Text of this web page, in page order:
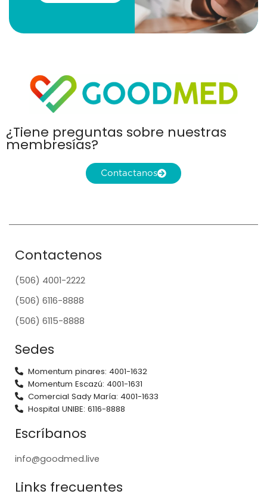
¿Tiene preguntas sobre nuestras
membresías?
Contactanos
Contactenos
(506) 4001-2222
(506) 6116-8888
(506) 6115-8888
Sedes
Momentum pinares: 4001-1632
Momentum Escazú: 4001-1631
Comercial Sady María: 4001-1633
Hospital UNIBE: 6116-8888
Escríbanos
info@goodmed.live
Links frecuentes